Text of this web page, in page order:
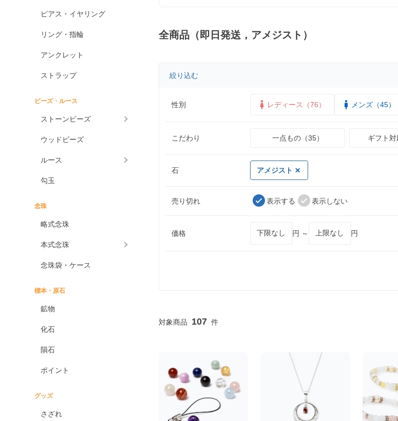
ピアス・イヤリング
リング・指輪
アンクレット
ストラップ
ビーズ・ルース
ストーンビーズ
ウッドビーズ
ルース
勾玉
念珠
略式念珠
本式念珠
念珠袋・ケース
標本・原石
鉱物
化石
隕石
ポイント
グッズ
さざれ
全商品（即日発送，アメジスト）
絞り込む
性別 レディース（76） メンズ（45）
こだわり 一点もの（35） ギフト対
石 アメジスト
売り切れ 表示する 表示しない
価格 円 ～ 円
107